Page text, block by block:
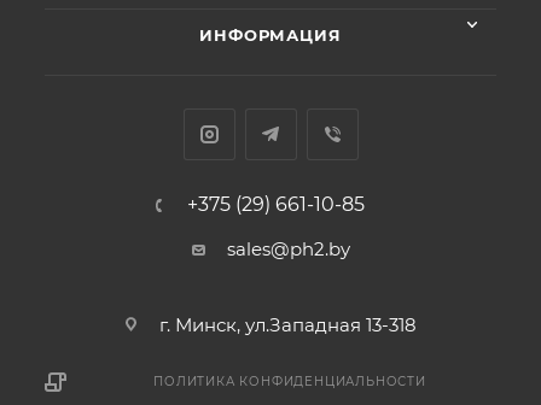
ИНФОРМАЦИЯ
+375 (29) 661-10-85
sales@ph2.by
г. Минск, ул.Западная 13-318
ПОЛИТИКА КОНФИДЕНЦИАЛЬНОСТИ